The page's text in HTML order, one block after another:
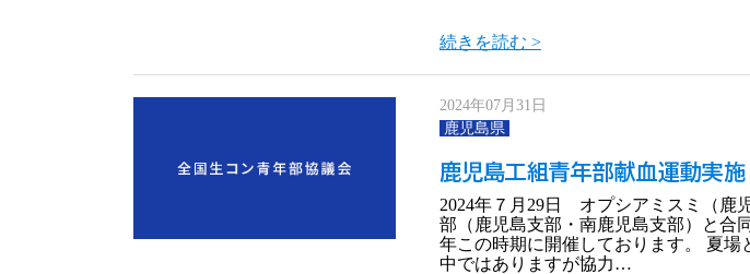
続きを読む >
2024年07月31日
鹿児島県
鹿児島工組青年部献血運動実施
2024年７月29日 オプシアミスミ（鹿
部（鹿児島支部・南鹿児島支部）と合
年この時期に開催しております。 夏
中ではありますが協力…